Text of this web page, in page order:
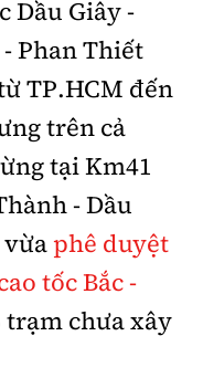
Dầu Giây -
Phan Thiết
TP.HCM đến
trên cả
tại Km41
- Dầu
vừaphê duyệt
tốc Bắc -
trạm chưa xây